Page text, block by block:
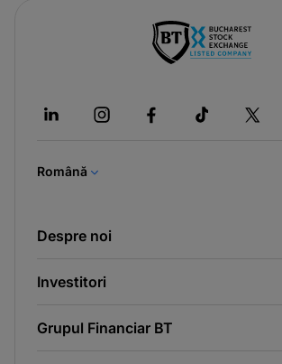
a
Română
Despre noi
Investitori
Grupul Financiar BT